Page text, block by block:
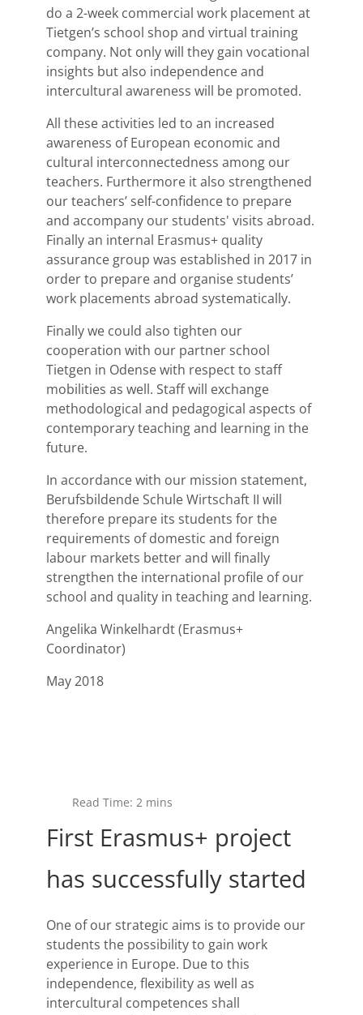
do a 2-week commercial work placement at
Tietgen’s school shop and virtual training
company. Not only will they gain vocational
insights but also independence and
intercultural awareness will be promoted.
All these activities led to an increased
awareness of European economic and
cultural interconnectedness among our
teachers. Furthermore it also strengthened
our teachers’ self-confidence to prepare
and accompany our students' visits abroad.
Finally an internal Erasmus+ quality
assurance group was established in 2017 in
order to prepare and organise students’
work placements abroad systematically.
Finally we could also tighten our
cooperation with our partner school
Tietgen in Odense with respect to staff
mobilities as well. Staff will exchange
methodological and pedagogical aspects of
contemporary teaching and learning in the
future.
In accordance with our mission statement,
Berufsbildende Schule Wirtschaft II will
therefore prepare its students for the
requirements of domestic and foreign
labour markets better and will finally
strengthen the international profile of our
school and quality in teaching and learning.
Angelika Winkelhardt (Erasmus+
Coordinator)
May 2018
Read Time: 2 mins
First Erasmus+ project
has successfully started
One of our strategic aims is to provide our
students the possibility to gain work
experience in Europe. Due to this
independence, flexibility as well as
intercultural competences shall